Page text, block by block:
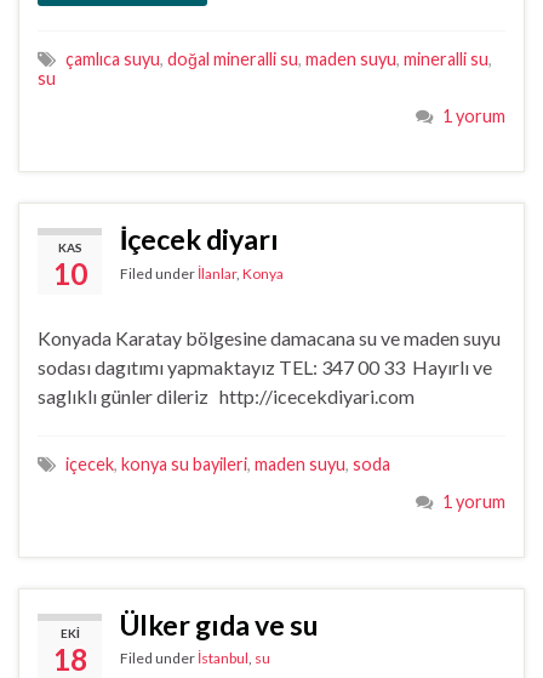
çamlıca suyu, doğal mineralli su, maden suyu, mineralli su,
su
1 yorum
KAS
10
İçecek diyarı
Filed under İlanlar, Konya
Konyada Karatay bölgesine damacana su ve maden suyu
sodası dagıtımı yapmaktayız TEL: 347 00 33 Hayırlı ve
saglıklı günler dileriz http://icecekdiyari.com
içecek, konya su bayileri, maden suyu, soda
1 yorum
EKI
18
Ülker gıda ve su
Filed under İstanbul su